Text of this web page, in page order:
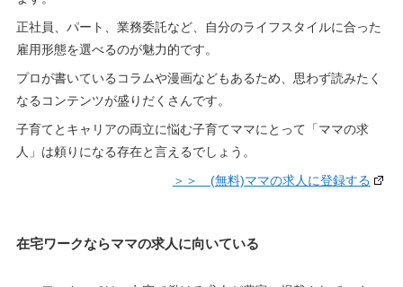
正社員、パート、業務委託など、自分のライフスタイルに合った
雇用形態を選べるのが魅力的です。
プロが書いているコラムや漫画などもあるため、思わず読みたく
なるコンテンツが盛りだくさんです。
子育てとキャリアの両立に悩む子育てママにとって「ママの求
人」は頼りになる存在と言えるでしょう。
＞＞ (無料)ママの求人に登録する
在宅ワークならママの求人に向いている